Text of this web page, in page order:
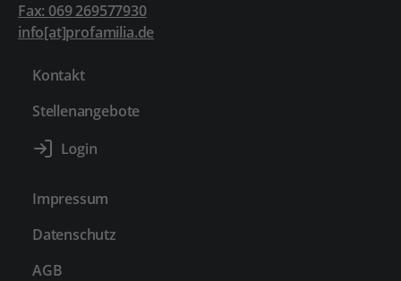
Fax: 069 269577930
info[at]profamilia.de
Kontakt
Stellenangebote
Impressum
Datenschutz
AGB